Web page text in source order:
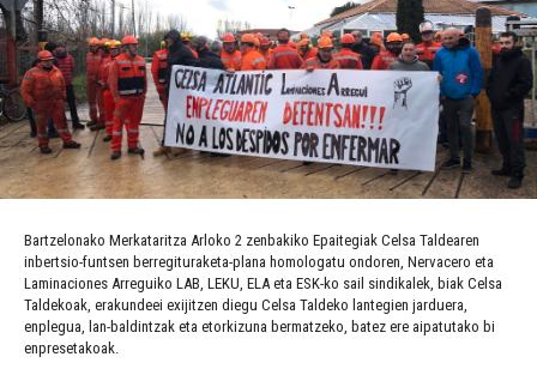
Bartzelonako Merkataritza Arloko 2 zenbakiko Epaitegiak Celsa Taldearen
inbertsio-funtsen berregituraketa-plana homologatu ondoren, Nervacero eta
Laminaciones Arreguiko LAB, LEKU, ELA eta ESK-ko sail sindikalek, biak Celsa
Taldekoak, erakundeei exijitzen diegu Celsa Taldeko lantegien jarduera,
enplegua, lan-baldintzak eta etorkizuna bermatzeko, batez ere aipatutako bi
enpresetakoak.